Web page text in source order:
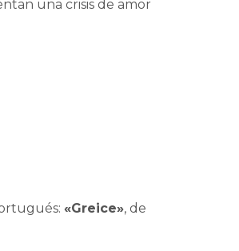
una crisis de amor
«Greice», de